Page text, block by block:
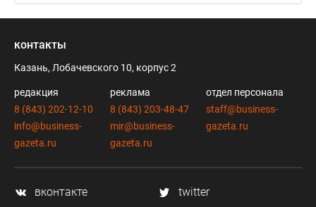
контакты
Казань, Лобачевского 10, корпус 2
редакция
8 (843) 202-12-10
info@business-
gazeta.ru
реклама
8 (843) 203-48-47
mir@business-
gazeta.ru
отдел персонала
staff@business-
gazeta.ru
вконтакте
twitter